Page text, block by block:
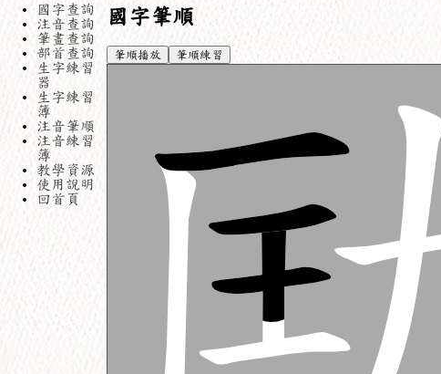
國字查詢
注音查詢
筆畫查詢
部首查詢
生字練習
器
生字練習
簿
注音筆順
注音練習
簿
教學資源
使用說明
回首頁
國字筆順
筆順播放 筆順練習